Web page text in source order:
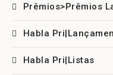
Prêmios>Prêmios
Habla
Habla Pri|Listas